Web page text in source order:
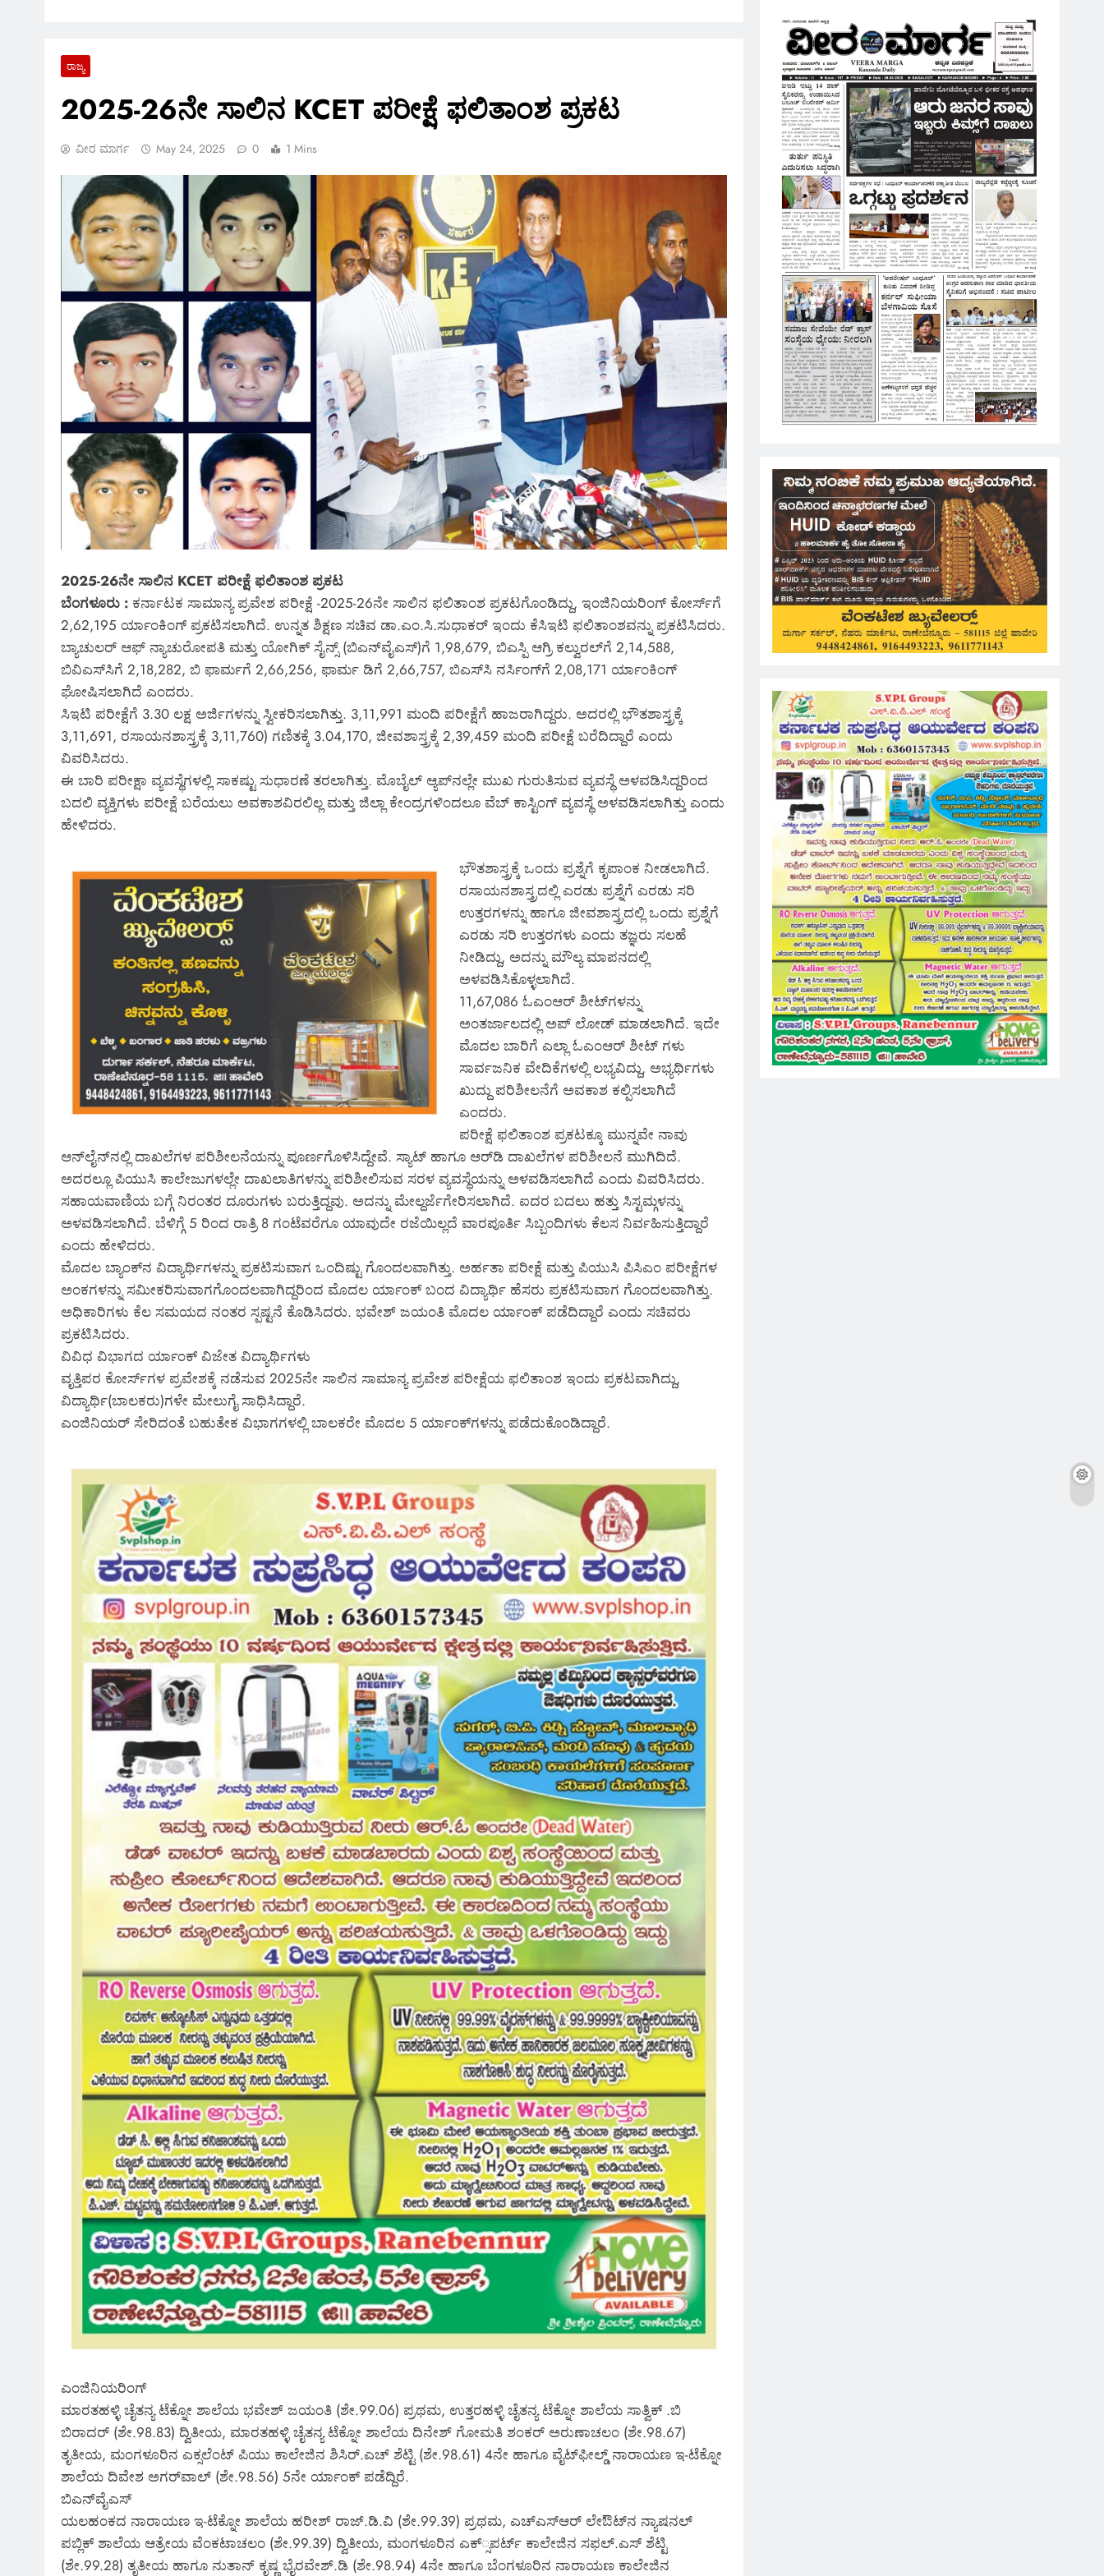
ರಾಜ್ಯ
2025-26ನೇ ಸಾಲಿನ KCET ಪರೀಕ್ಷೆ ಫಲಿತಾಂಶ ಪ್ರಕಟ
ವೀರ ಮಾರ್ಗ May 24, 2025 0 1 Mins
2025-26ನೇ ಸಾಲಿನ KCET ಪರೀಕ್ಷೆ ಫಲಿತಾಂಶ ಪ್ರಕಟ
ಬೆಂಗಳೂರು : ಕರ್ನಾಟಕ ಸಾಮಾನ್ಯ ಪ್ರವೇಶ ಪರೀಕ್ಷೆ -2025-26ನೇ ಸಾಲಿನ ಫಲಿತಾಂಶ ಪ್ರಕಟಗೊಂಡಿದ್ದು, ಇಂಜಿನಿಯರಿಂಗ್ ಕೋರ್ಸ್‌ಗೆ
2,62,195 ರ್ಯಾಂಕಿಂಗ್ ಪ್ರಕಟಿಸಲಾಗಿದೆ. ಉನ್ನತ ಶಿಕ್ಷಣ ಸಚಿವ ಡಾ.ಎಂ.ಸಿ.ಸುಧಾಕರ್ ಇಂದು ಕೆಸಿಇಟಿ ಫಲಿತಾಂಶವನ್ನು ಪ್ರಕಟಿಸಿದರು.
ಬ್ಯಾಚುಲ‌ರ್ ಆಫ್ ನ್ಯಾಚುರೋಪತಿ ಮತ್ತು ಯೋಗಿಕ್ ಸೈನ್ಸ್ (ಬಿಎನ್‌ವೈಎಸ್)ಗೆ 1,98,679, ಬಿಎಸ್ಪಿ ಆಗ್ರಿ ಕಲ್ವುರಲ್‌ಗೆ 2,14,588,
ಬಿವಿಎಸ್‌ಸಿಗೆ 2,18,282, ಬಿ ಫಾರ್ಮಗೆ 2,66,256, ಫಾರ್ಮ ಡಿಗೆ 2,66,757, ಬಿಎಸ್‌ಸಿ ನರ್ಸಿಂಗ್‌ಗೆ 2,08,171 ರ್ಯಾಂಕಿಂಗ್
ಘೋಷಿಸಲಾಗಿದೆ ಎಂದರು.
ಸಿಇಟಿ ಪರೀಕ್ಷೆಗೆ 3.30 ಲಕ್ಷ ಅರ್ಜಿಗಳನ್ನು ಸ್ವೀಕರಿಸಲಾಗಿತ್ತು. 3,11,991 ಮಂದಿ ಪರೀಕ್ಷೆಗೆ ಹಾಜರಾಗಿದ್ದರು. ಅದರಲ್ಲಿ ಭೌತಶಾಸ್ತ್ರಕ್ಕೆ
3,11,691, ರಸಾಯನಶಾಸ್ತ್ರಕ್ಕೆ 3,11,760) ಗಣಿತಕ್ಕೆ 3.04,170, ಜೀವಶಾಸ್ತ್ರಕ್ಕೆ 2,39,459 ಮಂದಿ ಪರೀಕ್ಷೆ ಬರೆದಿದ್ದಾರೆ ಎಂದು
ವಿವರಿಸಿದರು.
ಈ ಬಾರಿ ಪರೀಕ್ಷಾ ವ್ಯವಸ್ಥೆಗಳಲ್ಲಿ ಸಾಕಷ್ಟು ಸುಧಾರಣೆ ತರಲಾಗಿತ್ತು. ಮೊಬೈಲ್ ಆ್ಯಪ್‌ನಲ್ಲೇ ಮುಖ ಗುರುತಿಸುವ ವ್ಯವಸ್ಥೆ ಅಳವಡಿಸಿದ್ದರಿಂದ
ಬದಲಿ ವ್ಯಕ್ತಿಗಳು ಪರೀಕ್ಷೆ ಬರೆಯಲು ಅವಕಾಶವಿರಲಿಲ್ಲ ಮತ್ತು ಜಿಲ್ಲಾ ಕೇಂದ್ರಗಳಿಂದಲೂ ವೆಬ್ ಕಾಸ್ಟಿಂಗ್ ವ್ಯವಸ್ಥೆ ಅಳವಡಿಸಲಾಗಿತ್ತು ಎಂದು
ಹೇಳಿದರು.
ಭೌತಶಾಸ್ತ್ರಕ್ಕೆ ಒಂದು ಪ್ರಶ್ನೆಗೆ ಕೃಪಾಂಕ ನೀಡಲಾಗಿದೆ.
ರಸಾಯನಶಾಸ್ತ್ರದಲ್ಲಿ ಎರಡು ಪ್ರಶ್ನೆಗೆ ಎರಡು ಸರಿ
ಉತ್ತರಗಳನ್ನು ಹಾಗೂ ಜೀವಶಾಸ್ತ್ರದಲ್ಲಿ ಒಂದು ಪ್ರಶ್ನೆಗೆ
ಎರಡು ಸರಿ ಉತ್ತರಗಳು ಎಂದು ತಜ್ಞರು ಸಲಹೆ
ನೀಡಿದ್ದು, ಅದನ್ನು ಮೌಲ್ಯ ಮಾಪನದಲ್ಲಿ
ಅಳವಡಿಸಿಕೊಳ್ಳಲಾಗಿದೆ.
11,67,086 ಓಎಂಆರ್ ಶೀಟ್‌ಗಳನ್ನು
ಅಂತರ್ಜಾಲದಲ್ಲಿ ಅಪ್ ಲೋಡ್ ಮಾಡಲಾಗಿದೆ. ಇದೇ
ಮೊದಲ ಬಾರಿಗೆ ಎಲ್ಲಾ ಓಎಂಆರ್ ಶೀಟ್‌ ಗಳು
ಸಾರ್ವಜನಿಕ ವೇದಿಕೆಗಳಲ್ಲಿ ಲಭ್ಯವಿದ್ದು, ಅಭ್ಯರ್ಥಿಗಳು
ಖುದ್ದು ಪರಿಶೀಲನೆಗೆ ಅವಕಾಶ ಕಲ್ಪಿಸಲಾಗಿದೆ
ಎಂದರು.
ಪರೀಕ್ಷೆ ಫಲಿತಾಂಶ ಪ್ರಕಟಕ್ಕೂ ಮುನ್ನವೇ ನಾವು
ಆನ್‌ಲೈನ್‌ನಲ್ಲಿ ದಾಖಲೆಗಳ ಪರಿಶೀಲನೆಯನ್ನು ಪೂರ್ಣಗೊಳಿಸಿದ್ದೇವೆ. ಸ್ಯಾಟ್ ಹಾಗೂ ಆರ್‌ಡಿ ದಾಖಲೆಗಳ ಪರಿಶೀಲನೆ ಮುಗಿದಿದೆ.
ಅದರಲ್ಲೂ ಪಿಯುಸಿ ಕಾಲೇಜುಗಳಲ್ಲೇ ದಾಖಲಾತಿಗಳನ್ನು ಪರಿಶೀಲಿಸುವ ಸರಳ ವ್ಯವಸ್ಥೆಯನ್ನು ಅಳವಡಿಸಲಾಗಿದೆ ಎಂದು ವಿವರಿಸಿದರು.
ಸಹಾಯವಾಣಿಯ ಬಗ್ಗೆ ನಿರಂತರ ದೂರುಗಳು ಬರುತ್ತಿದ್ದವು. ಅದನ್ನು ಮೇಲ್ದರ್ಜೆಗೇರಿಸಲಾಗಿದೆ. ಐದರ ಬದಲು ಹತ್ತು ಸಿಸ್ಟಮ್ಗಳನ್ನು
ಅಳವಡಿಸಲಾಗಿದೆ. ಬೆಳಿಗ್ಗೆ 5 ರಿಂದ ರಾತ್ರಿ 8 ಗಂಟೆವರೆಗೂ ಯಾವುದೇ ರಜೆಯಿಲ್ಲದೆ ವಾರಪೂರ್ತಿ ಸಿಬ್ಬಂದಿಗಳು ಕೆಲಸ ನಿರ್ವಹಿಸುತ್ತಿದ್ದಾರೆ
ಎಂದು ಹೇಳಿದರು.
ಮೊದಲ ಬ್ಯಾಂಕ್‌ನ ವಿದ್ಯಾರ್ಥಿಗಳನ್ನು ಪ್ರಕಟಿಸುವಾಗ ಒಂದಿಷ್ಟು ಗೊಂದಲವಾಗಿತ್ತು. ಅರ್ಹತಾ ಪರೀಕ್ಷೆ ಮತ್ತು ಪಿಯುಸಿ ಪಿಸಿಎಂ ಪರೀಕ್ಷೆಗಳ
ಅಂಕಗಳನ್ನು ಸಮೀಕರಿಸುವಾಗಗೊಂದಲವಾಗಿದ್ದರಿಂದ ಮೊದಲ ರ್ಯಾಂಕ್ ಬಂದ ವಿದ್ಯಾರ್ಥಿ ಹೆಸರು ಪ್ರಕಟಿಸುವಾಗ ಗೊಂದಲವಾಗಿತ್ತು.
ಅಧಿಕಾರಿಗಳು ಕೆಲ ಸಮಯದ ನಂತರ ಸ್ಪಷ್ಟನೆ ಕೊಡಿಸಿದರು. ಭವೇಶ್ ಜಯಂತಿ ಮೊದಲ ರ್ಯಾಂಕ್ ಪಡೆದಿದ್ದಾರೆ ಎಂದು ಸಚಿವರು
ಪ್ರಕಟಿಸಿದರು.
ವಿವಿಧ ವಿಭಾಗದ ರ್ಯಾಂಕ್‌ ವಿಜೇತ ವಿದ್ಯಾರ್ಥಿಗಳು
ವೃತ್ತಿಪರ ಕೋರ್ಸ್‌ಗಳ ಪ್ರವೇಶಕ್ಕೆ ನಡೆಸುವ 2025ನೇ ಸಾಲಿನ ಸಾಮಾನ್ಯ ಪ್ರವೇಶ ಪರೀಕ್ಷೆಯ ಫಲಿತಾಂಶ ಇಂದು ಪ್ರಕಟವಾಗಿದ್ದು,
ವಿದ್ಯಾರ್ಥಿ(ಬಾಲಕರು)ಗಳೇ ಮೇಲುಗೈ ಸಾಧಿಸಿದ್ದಾರೆ.
ಎಂಜಿನಿಯರ್‌ ಸೇರಿದಂತೆ ಬಹುತೇಕ ವಿಭಾಗಗಳಲ್ಲಿ ಬಾಲಕರೇ ಮೊದಲ 5 ರ್ಯಾಂಕ್‌ಗಳನ್ನು ಪಡೆದುಕೊಂಡಿದ್ದಾರೆ.
ಎಂಜಿನಿಯರಿಂಗ್‌
ಮಾರತಹಳ್ಳಿ ಚೈತನ್ಯ ಟೆಕ್ನೋ ಶಾಲೆಯ ಭವೇಶ್‌ ಜಯಂತಿ (ಶೇ.99.06) ಪ್ರಥಮ, ಉತ್ತರಹಳ್ಳಿ ಚೈತನ್ಯ ಟೆಕ್ನೋ ಶಾಲೆಯ ಸಾತ್ವಿಕ್‌ .ಬಿ
ಬಿರಾದರ್‌ (ಶೇ.98.83) ದ್ವಿತೀಯ, ಮಾರತಹಳ್ಳಿ ಚೈತನ್ಯ ಟೆಕ್ನೋ ಶಾಲೆಯ ದಿನೇಶ್‌ ಗೋಮತಿ ಶಂಕರ್‌ ಅರುಣಾಚಲಂ (ಶೇ.98.67)
ತೃತೀಯ, ಮಂಗಳೂರಿನ ಎಕ್ಸಲೆಂಟ್‌ ಪಿಯು ಕಾಲೇಜಿನ ಶಿಸಿರ್‌.ಎಚ್‌ ಶೆಟ್ಟಿ (ಶೇ.98.61) 4ನೇ ಹಾಗೂ ವೈಟ್‌ಫೀಲ್ಡ್ ನಾರಾಯಣ ಇ-ಟೆಕ್ನೋ
ಶಾಲೆಯ ದಿವೇಶ ಅಗರ್‌ವಾಲ್‌ (ಶೇ.98.56) 5ನೇ ರ್ಯಾಂಕ್‌ ಪಡೆದ್ದಿರೆ.
ಬಿಎನ್‌ವೈಎಸ್‌‍
ಯಲಹಂಕದ ನಾರಾಯಣ ಇ-ಟೆಕ್ನೋ ಶಾಲೆಯ ಹರೀಶ್‌ ರಾಜ್‌.ಡಿ.ವಿ (ಶೇ.99.39) ಪ್ರಥಮ, ಎಚ್‌ಎಸ್‌‍ಆರ್‌ ಲೇಔಟ್‌ನ ನ್ಯಾಷನಲ್‌
ಪಬ್ಲಿಕ್‌ ಶಾಲೆಯ ಆತ್ರೇಯ ವೆಂಕಟಾಚಲಂ (ಶೇ.99.39) ದ್ವಿತೀಯ, ಮಂಗಳೂರಿನ ಎಕ್‌್ಸಪರ್ಟ್‌ ಕಾಲೇಜಿನ ಸಫಲ್‌.ಎಸ್‌‍ ಶೆಟ್ಟಿ
(ಶೇ.99.28) ತೃತೀಯ ಹಾಗೂ ನುತಾನ್‌ ಕೃಷ್ಣ ಭೈರವೇಶ್‌.ಡಿ (ಶೇ.98.94) 4ನೇ ಹಾಗೂ ಬೆಂಗಳೂರಿನ ನಾರಾಯಣ ಕಾಲೇಜಿನ